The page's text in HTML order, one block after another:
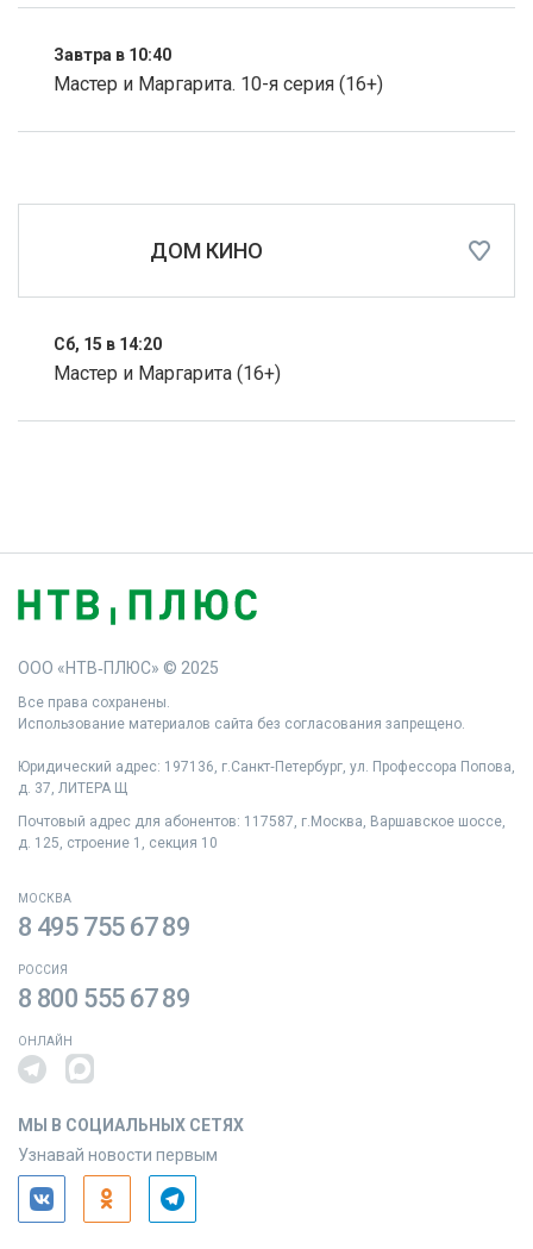
Завтра в 10:40
Мастер и Маргарита. 10-я серия (16+)
ДОМ КИНО
Сб, 15 в 14:20
Мастер и Маргарита (16+)
ООО «НТВ‑ПЛЮС» © 2025
Все права сохранены.
Использование материалов сайта без согласования запрещено.
Юридический адрес: 197136, г.Санкт‑Петербург, ул. Профессора Попова,
д. 37, ЛИТЕРА Щ
Почтовый адрес для абонентов: 117587, г.Москва, Варшавское шоссе,
д. 125, строение 1, секция 10
МОСКВА
8 495 755 67 89
РОССИЯ
8 800 555 67 89
ОНЛАЙН
МЫ В СОЦИАЛЬНЫХ СЕТЯХ
Узнавай новости первым